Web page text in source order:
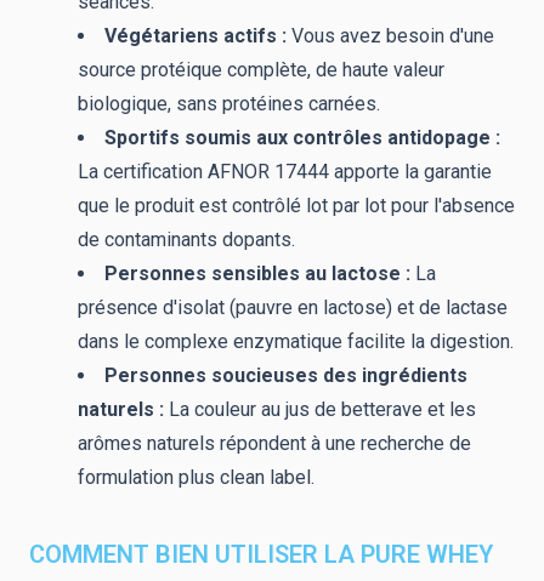
Végétariens actifs : Vous avez besoin d'une
source protéique complète, de haute valeur
biologique, sans protéines carnées.
Sportifs soumis aux contrôles antidopage :
La certification AFNOR 17444 apporte la garantie
que le produit est contrôlé lot par lot pour l'absence
de contaminants dopants.
Personnes sensibles au lactose : La
présence d'isolat (pauvre en lactose) et de lactase
dans le complexe enzymatique facilite la digestion.
Personnes soucieuses des ingrédients
naturels : La couleur au jus de betterave et les
arômes naturels répondent à une recherche de
formulation plus clean label.
COMMENT BIEN UTILISER LA PURE WHEY